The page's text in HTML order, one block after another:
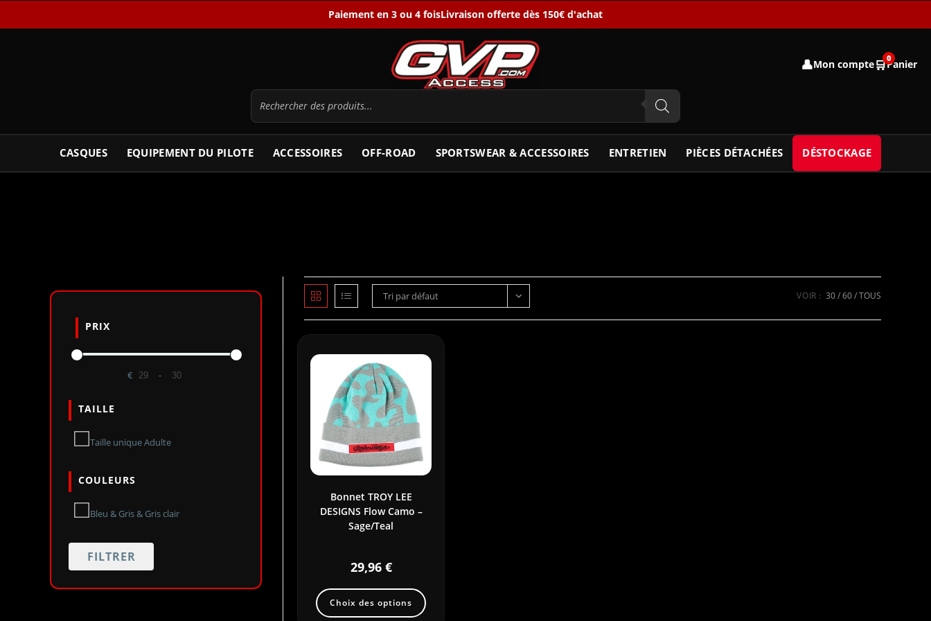
Paiement en 3 ou 4 foisLivraison offerte dès 150€ d'achat
👤Mon compte🛒0
Panier
CASQUES EQUIPEMENT DU PILOTE ACCESSOIRES OFF-ROAD SPORTSWEAR & ACCESSOIRES ENTRETIEN PIÈCES DÉTACHÉES DÉSTOCKAGE
Tri par défaut VOIR : 30 60 TOUS
Bonnet TROY LEE
DESIGNS Flow Camo –
Sage/Teal
29,96 €
Choix des options
PRIX
€ -
TAILLE
Taille unique Adulte
COULEURS
Bleu & Gris & Gris clair
FILTRER